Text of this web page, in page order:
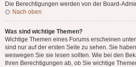
Die Berechtigungen werden von der Board-
Nach oben
Was sind wichtige Themen?
Wichtige Themen eines Forums erscheinen
sind nur auf der ersten Seite zu sehen. Sie
weswegen Sie sie lesen sollten. Wie bei den
Ihren Berechtigungen ab, ob Sie wichtige